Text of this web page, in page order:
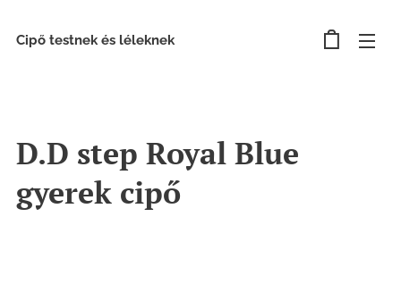
Cipő testnek és léleknek
D.D step Royal Blue
gyerek cipő